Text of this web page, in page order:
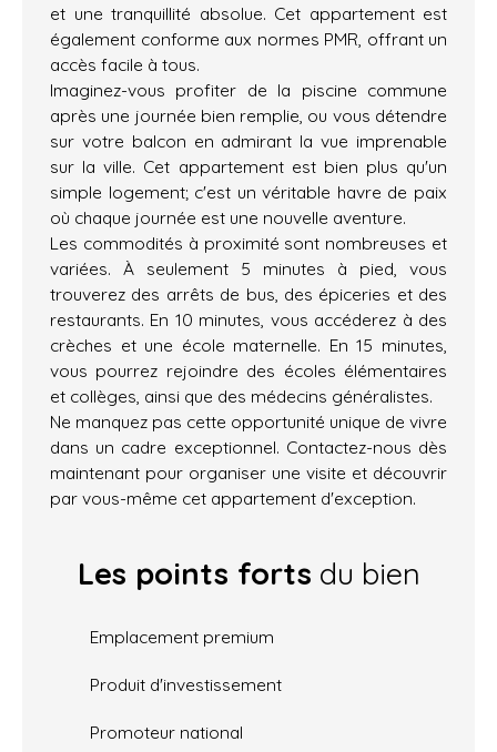
et une tranquillité absolue. Cet appartement est
également conforme aux normes PMR, offrant un
accès facile à tous.
Imaginez-vous profiter de la piscine commune
après une journée bien remplie, ou vous détendre
sur votre balcon en admirant la vue imprenable
sur la ville. Cet appartement est bien plus qu'un
simple logement; c'est un véritable havre de paix
où chaque journée est une nouvelle aventure.
Les commodités à proximité sont nombreuses et
variées. À seulement 5 minutes à pied, vous
trouverez des arrêts de bus, des épiceries et des
restaurants. En 10 minutes, vous accéderez à des
crèches et une école maternelle. En 15 minutes,
vous pourrez rejoindre des écoles élémentaires
et collèges, ainsi que des médecins généralistes.
Ne manquez pas cette opportunité unique de vivre
dans un cadre exceptionnel. Contactez-nous dès
maintenant pour organiser une visite et découvrir
par vous-même cet appartement d'exception.
Les points forts du bien
Emplacement premium
Produit d'investissement
Promoteur national